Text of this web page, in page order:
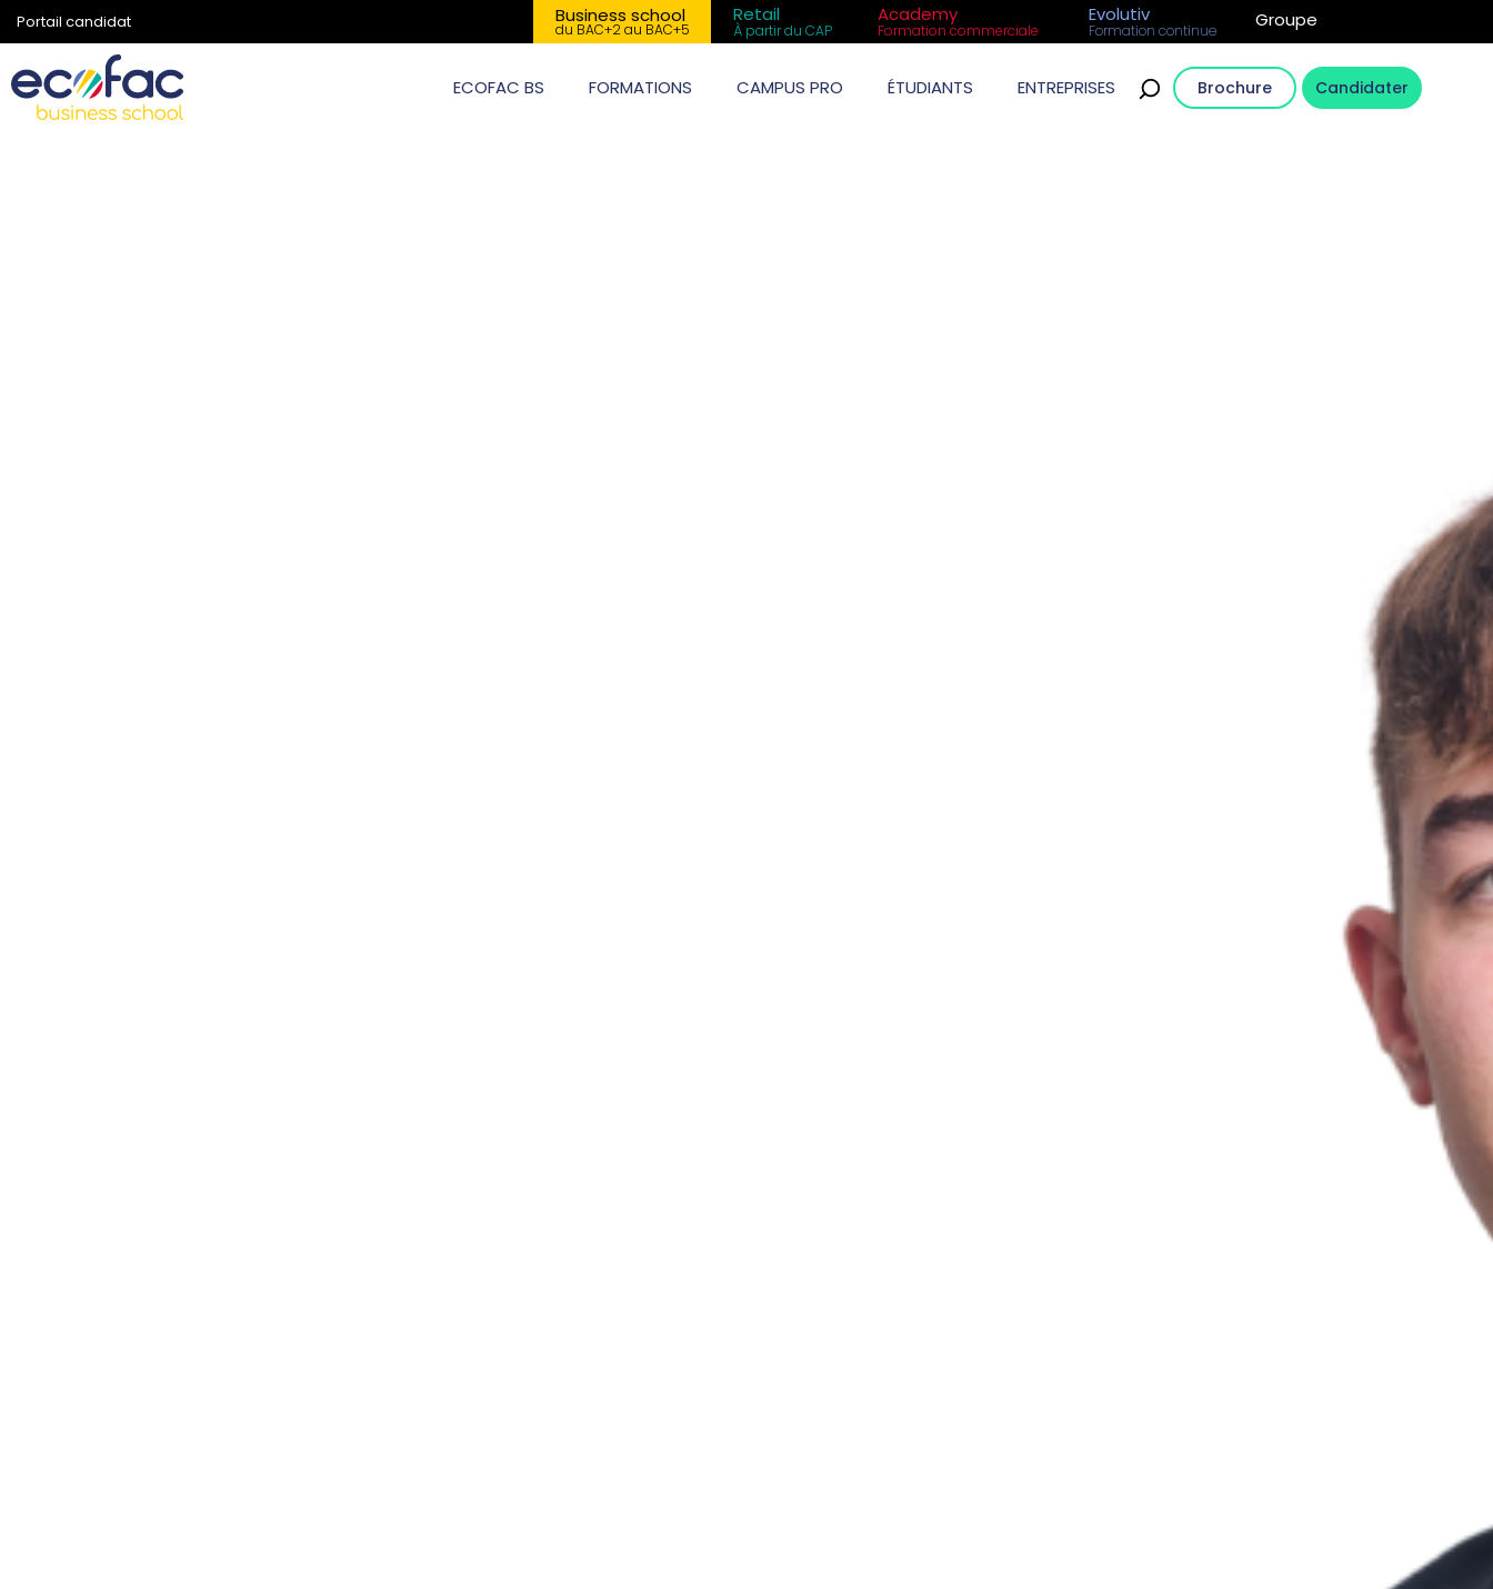
Portail candidat Business school
du BAC+2 au BAC+5
Retail
À partir du CAP
Academy
Formation commerciale
Evolutiv
Formation continue Groupe
ECOFAC BS FORMATIONS CAMPUS PRO ÉTUDIANTS ENTREPRISES Brochure Candidater